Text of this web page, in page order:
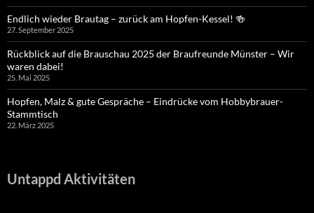
Endlich wieder Brautag – zurück am Hopfen-Kessel! 🍻
27. September 2025
Rückblick auf die Brauschau 2025 der Braufreunde Münster – Wir
waren dabei!
25. Mai 2025
Hopfen, Malz & gute Gespräche – Eindrücke vom Hobbybrauer-
Stammtisch
22. März 2025
Untappd Aktivitäten